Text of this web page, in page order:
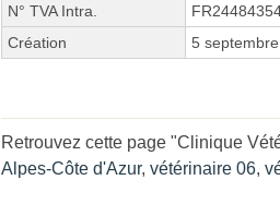
N° TVA Intra.
Création
5
Retrouvez cette page "Clinique
Alpes-Côte d'Azur, vétérinaire 06,